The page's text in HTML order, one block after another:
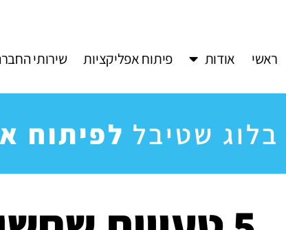
ראשי אודות פיתוח אפליקציות שירותי
בלוג שטיבל לפיתוח